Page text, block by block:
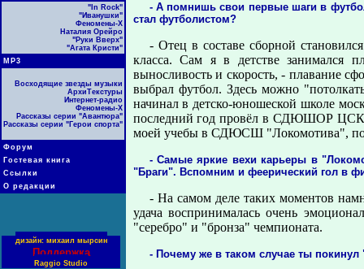
"In Rock"
"Иванушки"
Феномены-Х
Наталия Орейро
"Руки Вверх"
"Агата Кристи"
МР3
Восходящие звезды музыки
АрхиТекстуры
Интернет-радио
Феномены-Х
Рассказы серии "Авантюра"
Рассказы серии "Герои спорта"
Форум
Гостевая книга
Ссылки
О редакции
дизайн: михаил мырсин
Поддержка
Raggio Studio
- А помнишь свои первые шаги в
стал футболистом?
- Отец в составе сборной
класса. Сам я в детстве занимался
выносливость и скорость, - плавание
выбрал футбол. Здесь можно
начинал в детско-юношеской школе
последний год провёл в СДЮШОР
моей учебы в СДЮСШ "Локомотива",
- Самые яркие вехи карьеры в
"Браги". Вспомним и феерический гол в
- На самом деле таких моментов
удача воспринималась очень
"серебро" и "бронза" чемпионата.
- Почему же в таком случае ты